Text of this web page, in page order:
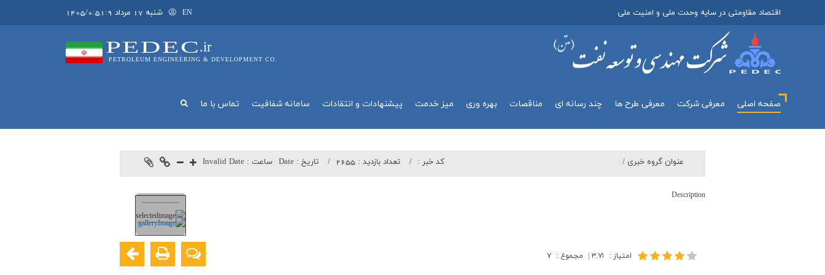
اقتصاد مقاومتی در سایه وحدت ملی و امنیت ملی EN شنبه 17 مرداد 1405/0:51:9
PEDEC.ir
PETROLEUM ENGINEERING & DEVELOPMENT CO.
صفحه اصلی معرفي شركت معرفی طرح ها چند رسانه اي مناقصات بهره وري میز خدمت پیشنهادات و انتقادات سامانه شفافيت تماس با ما
عنوان گروه خبري / ساعت : Invalid Date تاريخ : Date تعداد بازدید : 2655 کد خبر :
Description
امتیاز : ۳.۷۱ مجموع : ۷